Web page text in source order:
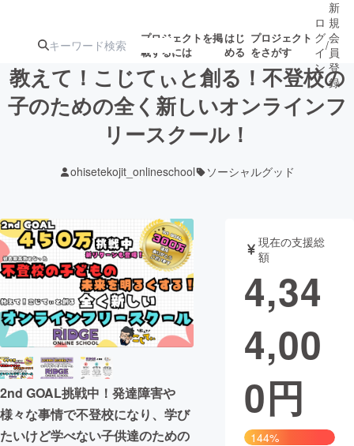
プロジェクトを掲
載するには
はじ
める
プロジェクト
をさがす
注目の新着プロ募集終了が近いプ
テクノロジー・ガジェット
映像・映画 書籍・雑誌
ビジネス・起業 チャレンジ
まちづくり・地域活性化
CAMPFIRE for Social Good
CAMPFIRE Creation
ロ
グ
イ
ン
/
新
規
会
員
登
録
教えて！こじてぃと創る！不登校の
子のための全く新しいオンラインフ
リースクール！
ohisetekojit_onlineschool ソーシャルグッド
2nd GOAL挑戦中！発達障害や
様々な事情で不登校になり、学び
たいけど学べない子供達のための
現在の支援総
額
4,34
4,00
0円
144%